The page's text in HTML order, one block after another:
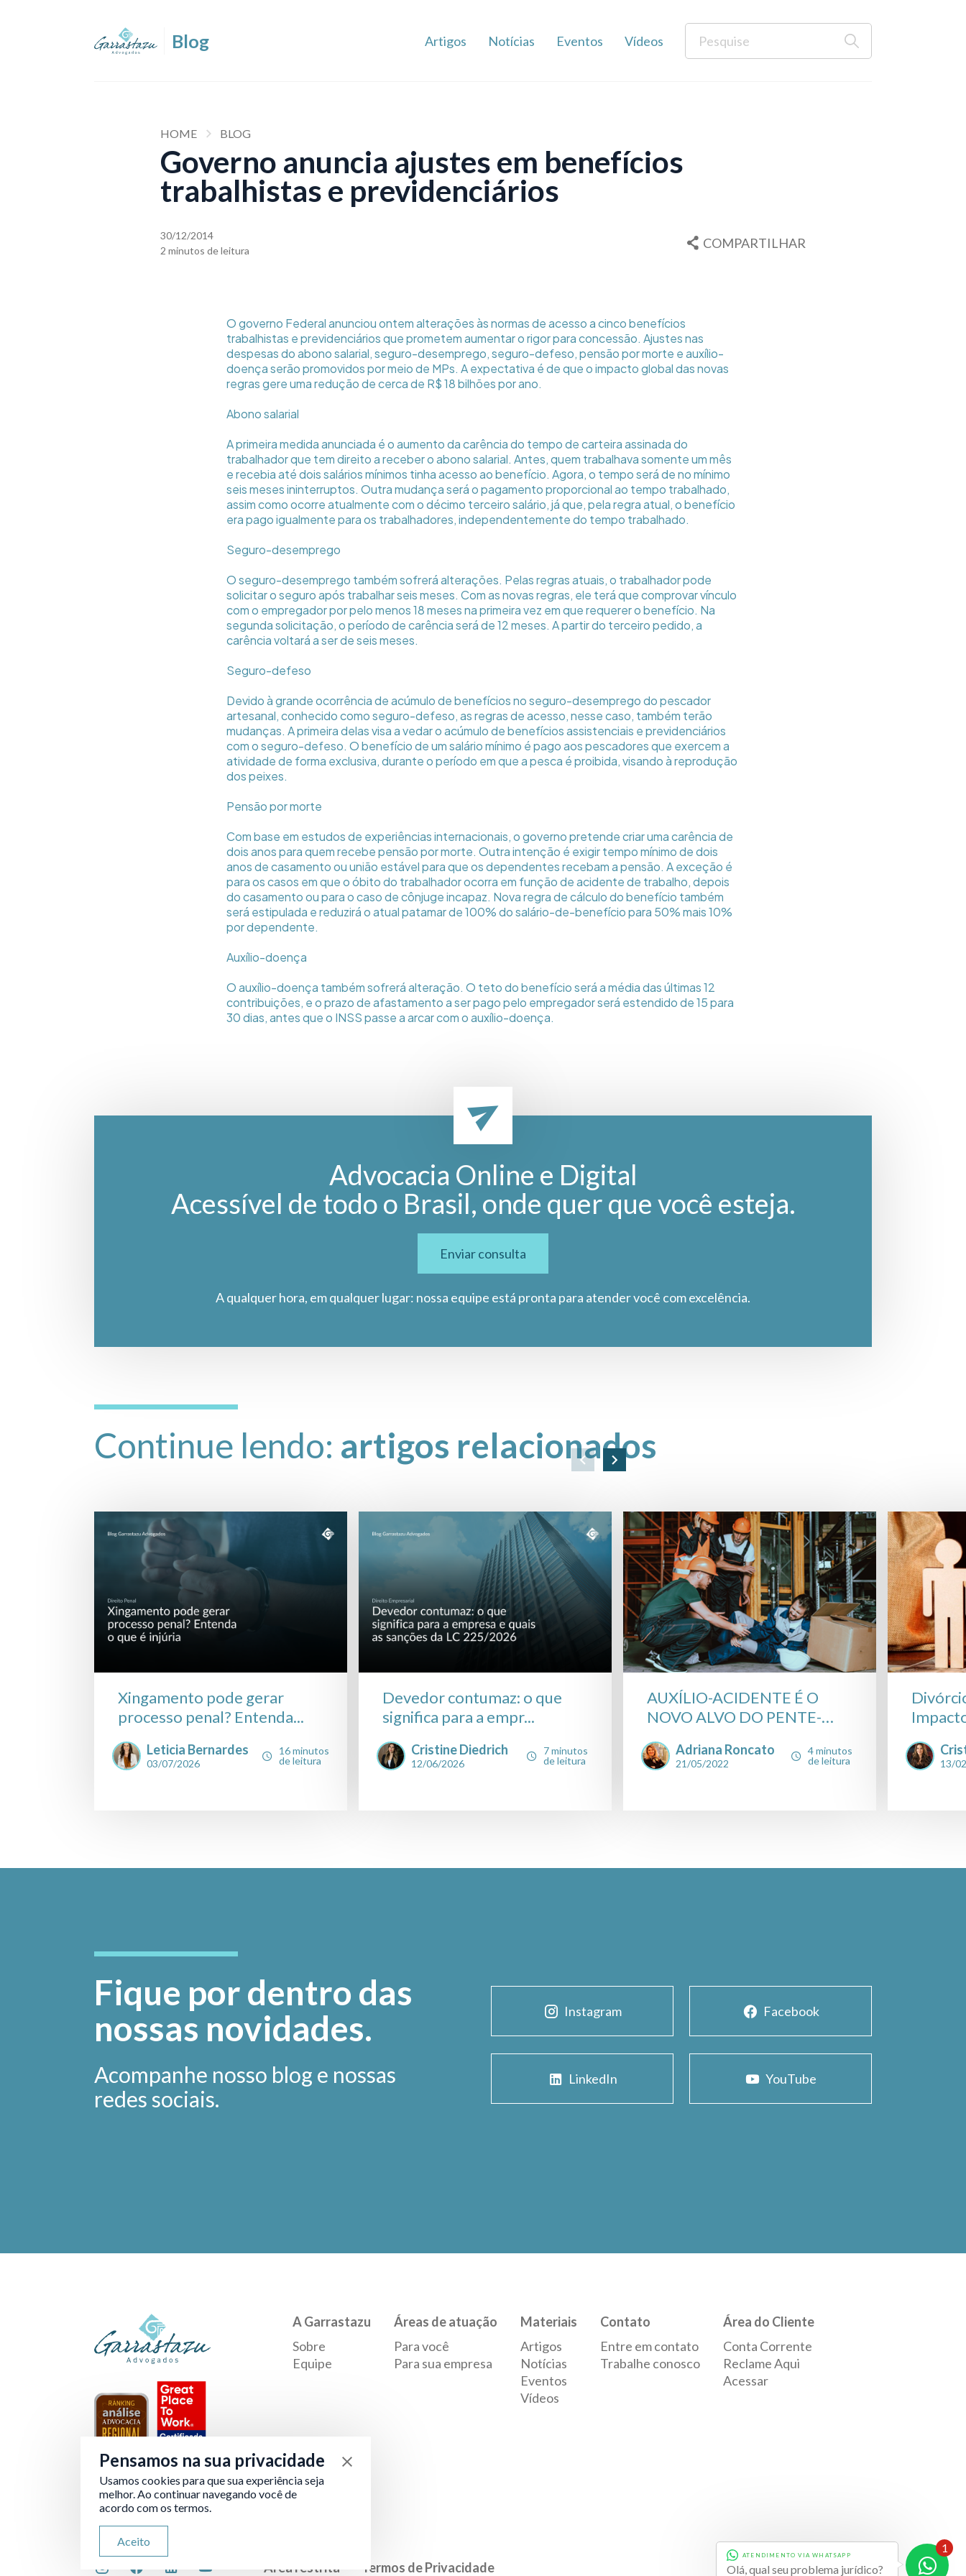
Artigos Notícias Eventos Vídeos
HOME BLOG
Governo anuncia ajustes em benefícios
trabalhistas e previdenciários
30/12/2014
2 minutos de leitura
COMPARTILHAR
O governo Federal anunciou ontem alterações às normas de acesso a cinco benefícios
trabalhistas e previdenciários que prometem aumentar o rigor para concessão. Ajustes nas
despesas do abono salarial, seguro-desemprego, seguro-defeso, pensão por morte e auxílio-
doença serão promovidos por meio de MPs. A expectativa é de que o impacto global das novas
regras gere uma redução de cerca de R$ 18 bilhões por ano.
Abono salarial
A primeira medida anunciada é o aumento da carência do tempo de carteira assinada do
trabalhador que tem direito a receber o abono salarial. Antes, quem trabalhava somente um mês
e recebia até dois salários mínimos tinha acesso ao benefício. Agora, o tempo será de no mínimo
seis meses ininterruptos. Outra mudança será o pagamento proporcional ao tempo trabalhado,
assim como ocorre atualmente com o décimo terceiro salário, já que, pela regra atual, o benefício
era pago igualmente para os trabalhadores, independentemente do tempo trabalhado.
Seguro-desemprego
O seguro-desemprego também sofrerá alterações. Pelas regras atuais, o trabalhador pode
solicitar o seguro após trabalhar seis meses. Com as novas regras, ele terá que comprovar vínculo
com o empregador por pelo menos 18 meses na primeira vez em que requerer o benefício. Na
segunda solicitação, o período de carência será de 12 meses. A partir do terceiro pedido, a
carência voltará a ser de seis meses.
Seguro-defeso
Devido à grande ocorrência de acúmulo de benefícios no seguro-desemprego do pescador
artesanal, conhecido como seguro-defeso, as regras de acesso, nesse caso, também terão
mudanças. A primeira delas visa a vedar o acúmulo de benefícios assistenciais e previdenciários
com o seguro-defeso. O benefício de um salário mínimo é pago aos pescadores que exercem a
atividade de forma exclusiva, durante o período em que a pesca é proibida, visando à reprodução
dos peixes.
Pensão por morte
Com base em estudos de experiências internacionais, o governo pretende criar uma carência de
dois anos para quem recebe pensão por morte. Outra intenção é exigir tempo mínimo de dois
anos de casamento ou união estável para que os dependentes recebam a pensão. A exceção é
para os casos em que o óbito do trabalhador ocorra em função de acidente de trabalho, depois
do casamento ou para o caso de cônjuge incapaz. Nova regra de cálculo do benefício também
será estipulada e reduzirá o atual patamar de 100% do salário-de-benefício para 50% mais 10%
por dependente.
Auxílio-doença
O auxílio-doença também sofrerá alteração. O teto do benefício será a média das últimas 12
contribuições, e o prazo de afastamento a ser pago pelo empregador será estendido de 15 para
30 dias, antes que o INSS passe a arcar com o auxílio-doença.
Advocacia Online e Digital
Acessível de todo o Brasil, onde quer que você esteja.
Enviar consulta
A qualquer hora, em qualquer lugar: nossa equipe está pronta para atender você com excelência.
Continue lendo: artigos relacionados
Xingamento pode gerar
processo penal? Entenda...
Leticia Bernardes
03/07/2026
16 minutos
de leitura
Devedor contumaz: o que
significa para a empr...
Cristine Diedrich
12/06/2026
7 minutos
de leitura
AUXÍLIO-ACIDENTE É O
NOVO ALVO DO PENTE-
Adriana Roncato
21/05/2022
4 minutos
de leitura
13/
Fique por dentro das
nossas novidades.
Acompanhe nosso blog e nossas
redes sociais.
Instagram Facebook
LinkedIn YouTube
Verificada por
A Garrastazu
Sobre
Equipe
Áreas de atuação
Para você
Para sua empresa
Materiais
Artigos
Notícias
Eventos
Vídeos
Contato
Entre em contato
Trabalhe conosco
Área do Cliente
Conta Corrente
Reclame Aqui
Acessar
Área restrita Termos de Privacidade Desenvolvido porEvolve
1
ATENDIMENTO VIA WHATSAPP
Olá, qual seu problema jurídico?
Pensamos na sua privacidade
Usamos cookies para que sua experiência seja
melhor. Ao continuar navegando você de
acordo com os termos.
Aceito